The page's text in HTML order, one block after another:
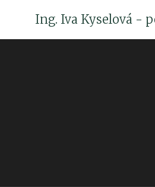
Ing. Iva Kyselová -